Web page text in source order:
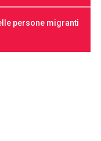
persone migranti